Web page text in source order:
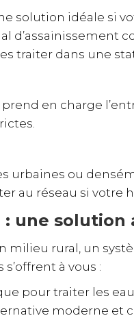
solution idéale si
d’assainissement
traiter dans une
en charge
urbaines ou
au réseau si votre
: une solution
milieu rural, un
à vous :
pour traiter les
moderne et